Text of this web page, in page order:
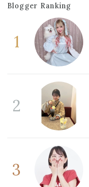
Blogger Ranking
1
2
3